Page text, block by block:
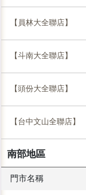
【員林大全聯店】
【斗南大全聯店】
【頭份大全聯店】
【台中文山全聯店】
南部地區
門市名稱